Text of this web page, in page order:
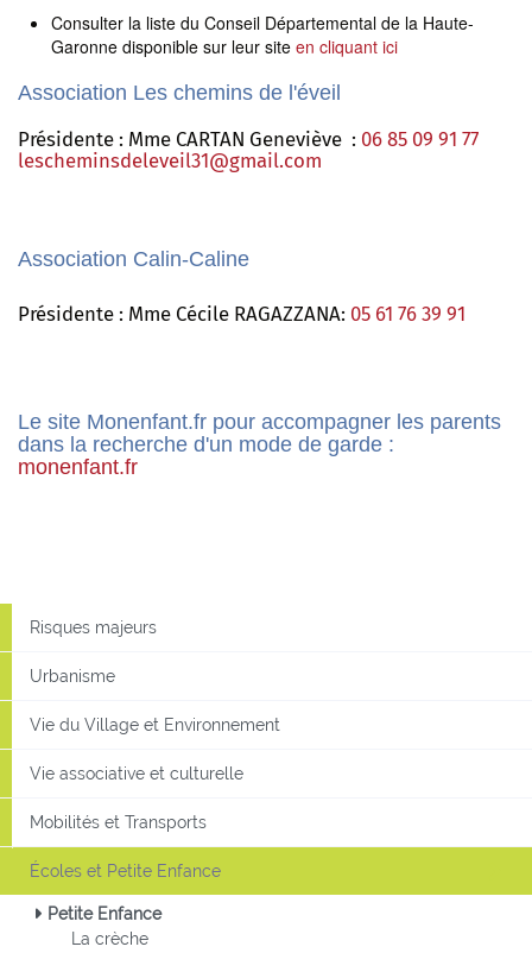
Consulter la liste du Conseil Départemental de la Haute-
Garonne disponible sur leur site en cliquant ici
Association Les chemins de l'éveil
Présidente : Mme CARTAN Geneviève : 06 85 09 91 77
lescheminsdeleveil31@gmail.com
Association Calin-Caline
Présidente : Mme Cécile RAGAZZANA: 05 61 76 39 91
Le site Monenfant.fr pour accompagner les parents
dans la recherche d'un mode de garde :
monenfant.fr
Risques majeurs
Urbanisme
Vie du Village et Environnement
Vie associative et culturelle
Mobilités et Transports
Écoles et Petite Enfance
Petite Enfance
La crèche